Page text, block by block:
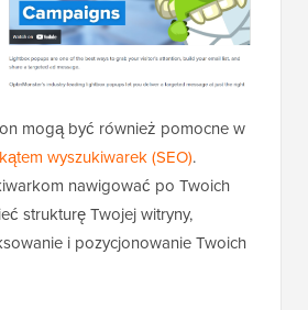
mogą być również pomocne w
wyszukiwarek (SEO).
nawigować po Twoich
strukturę Twojej witryny,
i pozycjonowanie Twoich